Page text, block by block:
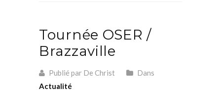
Tournée OSER /
Brazzaville
Publié par De Christ
Dans
Actualité